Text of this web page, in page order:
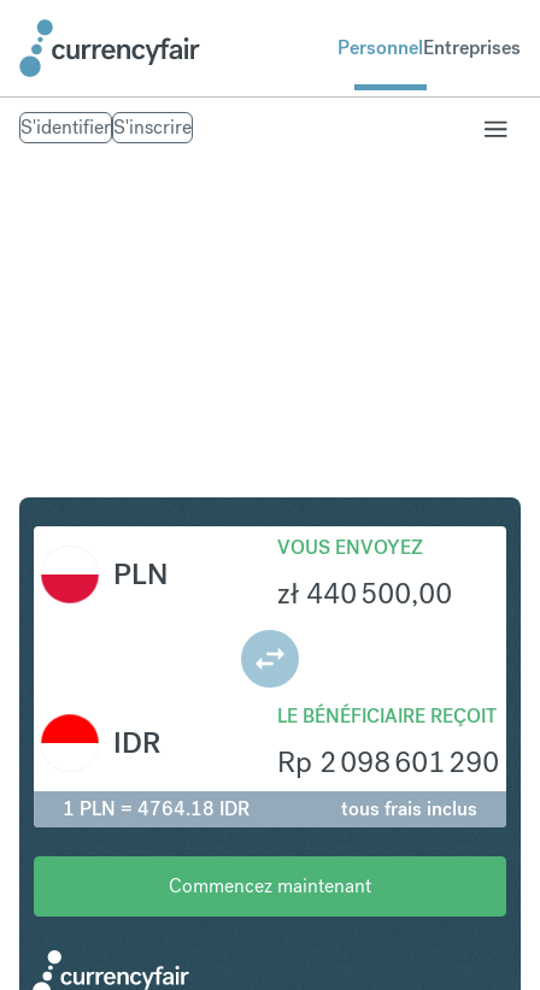
PersonnelEntreprises
S'identifierS'inscrire
PLN
VOUS ENVOYEZ
zł 440 500,00
LE BÉNÉFICIAIRE REÇOIT
Rp 2 098 601 290
IDR
1 PLN = 4764.18 IDR tous frais inclus
Commencez maintenant